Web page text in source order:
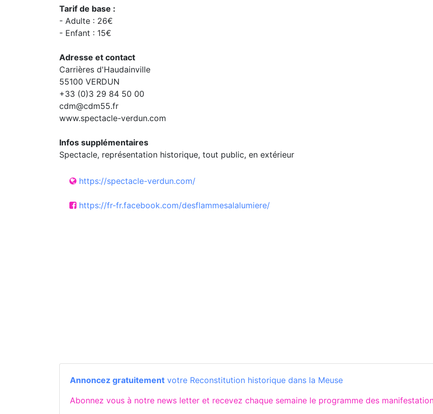
Tarif de base :
- Adulte : 26€
- Enfant : 15€
Adresse et contact
Carrières d'Haudainville
55100 VERDUN
+33 (0)3 29 84 50 00
cdm@cdm55.fr
www.spectacle-verdun.com
Infos supplémentaires
Spectacle, représentation historique, tout public, en extérieur
https://spectacle-verdun.com/
https://fr-fr.facebook.com/desflammesalalumiere/
Annoncez gratuitement votre Reconstitution historique dans la Meuse
Abonnez vous à notre news letter et recevez chaque semaine le programme des